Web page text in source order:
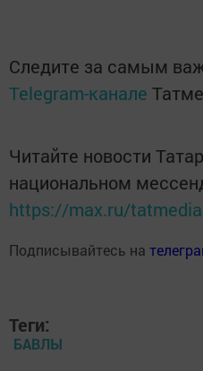
Следите за самым
Telegram-канале
Читайте новости
национальном
https://max.ru/tatmedia
Подписывайтесь на
Теги:
БАВЛЫ